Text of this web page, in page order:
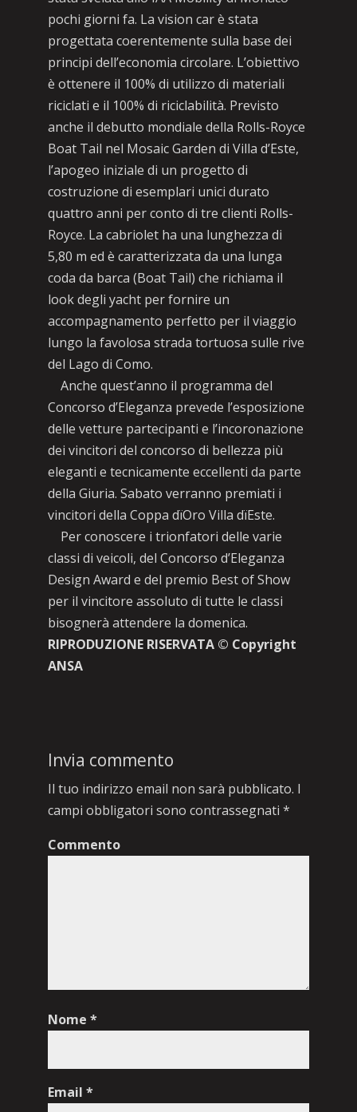
pochi giorni fa. La vision car è stata
progettata coerentemente sulla base dei
principi dell’economia circolare. L’obiettivo
è ottenere il 100% di utilizzo di materiali
riciclati e il 100% di riciclabilità. Previsto
anche il debutto mondiale della Rolls-Royce
Boat Tail nel Mosaic Garden di Villa d’Este,
l’apogeo iniziale di un progetto di
costruzione di esemplari unici durato
quattro anni per conto di tre clienti Rolls-
Royce. La cabriolet ha una lunghezza di
5,80 m ed è caratterizzata da una lunga
coda da barca (Boat Tail) che richiama il
look degli yacht per fornire un
accompagnamento perfetto per il viaggio
lungo la favolosa strada tortuosa sulle rive
del Lago di Como.
Anche quest’anno il programma del
Concorso d’Eleganza prevede l’esposizione
delle vetture partecipanti e l’incoronazione
dei vincitori del concorso di bellezza più
eleganti e tecnicamente eccellenti da parte
della Giuria. Sabato verranno premiati i
vincitori della Coppa dïOro Villa dïEste.
Per conoscere i trionfatori delle varie
classi di veicoli, del Concorso d’Eleganza
Design Award e del premio Best of Show
per il vincitore assoluto di tutte le classi
bisognerà attendere la domenica.
RIPRODUZIONE RISERVATA © Copyright
ANSA
Invia commento
Il tuo indirizzo email non sarà pubblicato. I
campi obbligatori sono contrassegnati *
Commento
Nome *
Email *